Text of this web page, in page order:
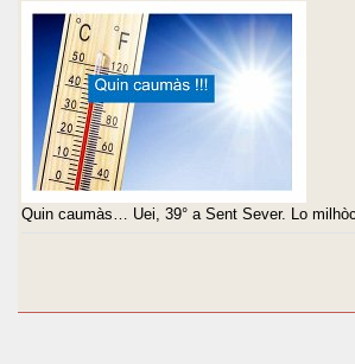
Quin caumàs… Uei, 39° a Sent Sever. Lo